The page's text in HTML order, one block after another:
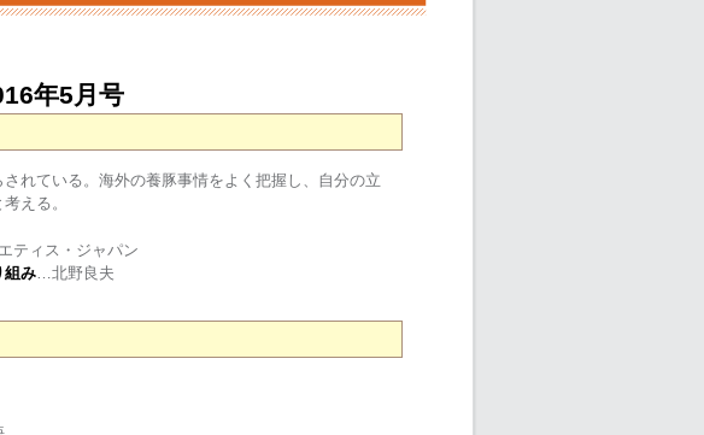
年5月号
れている。海外の養豚事情をよく把握し、自分の立
える。
ティス・ジャパン
組み…北野良夫